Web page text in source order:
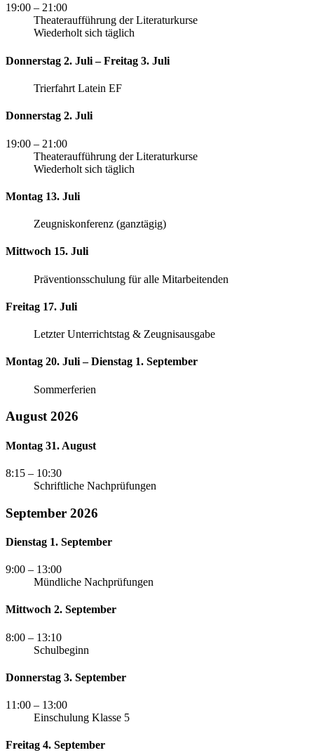
19:00 – 21:00
Theateraufführung der Literaturkurse
Wiederholt sich täglich
Donnerstag 2. Juli – Freitag 3. Juli
Trierfahrt Latein EF
Donnerstag 2. Juli
19:00 – 21:00
Theateraufführung der Literaturkurse
Wiederholt sich täglich
Montag 13. Juli
Zeugniskonferenz (ganztägig)
Mittwoch 15. Juli
Präventionsschulung für alle Mitarbeitenden
Freitag 17. Juli
Letzter Unterrichtstag & Zeugnisausgabe
Montag 20. Juli – Dienstag 1. September
Sommerferien
August 2026
Montag 31. August
8:15 – 10:30
Schriftliche Nachprüfungen
September 2026
Dienstag 1. September
9:00 – 13:00
Mündliche Nachprüfungen
Mittwoch 2. September
8:00 – 13:10
Schulbeginn
Donnerstag 3. September
11:00 – 13:00
Einschulung Klasse 5
Freitag 4. September